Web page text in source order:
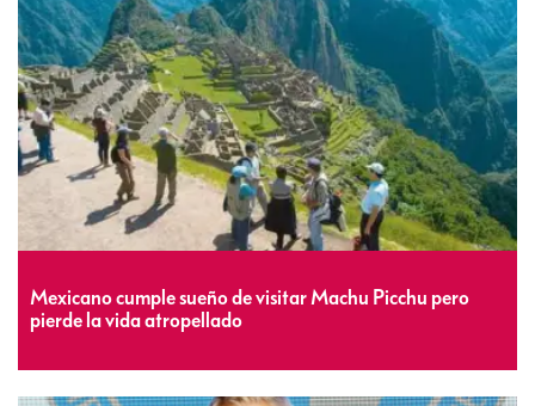
Mexicano cumple sueño de visitar Machu Picchu pero
pierde la vida atropellado